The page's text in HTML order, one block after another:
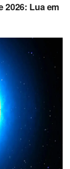
2026: Lua em